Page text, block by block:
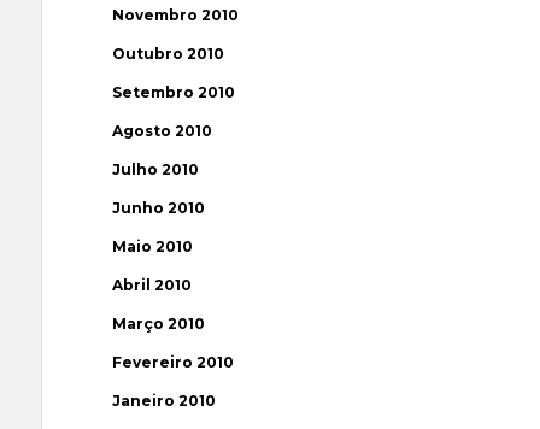
Novembro 2010
Outubro 2010
Setembro 2010
Agosto 2010
Julho 2010
Junho 2010
Maio 2010
Abril 2010
Março 2010
Fevereiro 2010
Janeiro 2010